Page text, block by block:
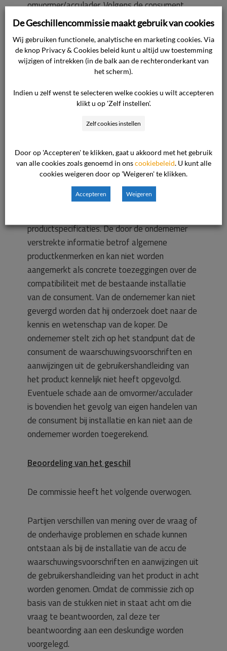
omvormer/acculader. Volgens de consument
heeft de ondernemer hem niet geïnformeerd
dat de betreffende lithium accu alleen (veilig)
gebruikt kon worden als het elektrisch systeem
van zijn camper zou worden aangepast. De
consument wil schadevergoeding.
Standpunt van de ondernemer
de kern komt het standpunt op het volgende
neer.
De geleverde accu voldeed aan de
productspecificaties. De door de ondernemer
verstrekte informatie betrof algemene
productkenmerken en kan niet worden
aangemerkt als concrete toezeggingen over de
compatibiliteit met de bestaande installatie
van de consument. Van de ondernemer kan niet
gevergd worden dat hij onderzoek doet naar de
kennis en wetenschap van de koper. De
ondernemer stelt zich op het standpunt dat de
consument de waarschuwingsvoorschriften en
aanwijzingen uit de gebruikershandleiding van
het product kennelijk niet heeft opgevolgd.
Eventuele schade aan de omvormer/acculader
is bovendien het gevolg van eigen handelen van
de consument bij installatie en kan niet aan de
ondernemer worden toegerekend.
Beoordeling van het geschil
De commissie heeft het volgende overwogen.
Partijen verschillen van mening over de vraag of
de onderhavige problemen en schade kunnen
ontstaan als bij de installatie van de accu de
waarschuwingsvoorschriften en aanwijzingen uit
de gebruikershandleiding van het product in acht
worden genomen. Omdat de commissie zich op
basis van de stukken niet in staat acht om die
vraag te beantwoorden, zal deze ter
beantwoording aan een deskundige worden
voorgelegd.
De Geschillencommissie maakt gebruik van cookies
Wij gebruiken functionele, analytische en marketing cookies. Via
de knop Privacy & Cookies beleid kunt u altijd uw toestemming
wijzigen of intrekken (in de balk aan de rechteronderkant van
het scherm).
Indien u zelf wenst te selecteren welke cookies u wilt accepteren
klikt u op 'Zelf instellen'.
Zelf cookies instellen
Door op 'Accepteren' te klikken, gaat u akkoord met het gebruik
van alle cookies zoals genoemd in onscookiebeleid . U kunt alle
cookies weigeren door op 'Weigeren' te klikken.
Accepteren Weigeren